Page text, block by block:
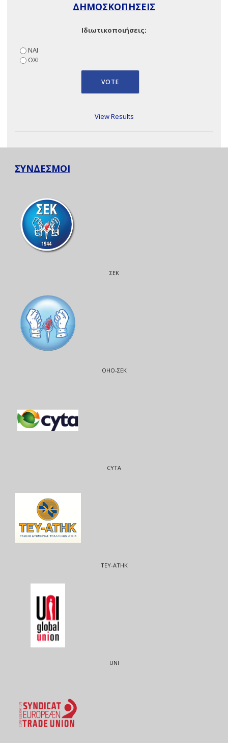
ΔΗΜΟΣΚΟΠΗΣΕΙΣ
Ιδιωτικοποιήσεις;
ΝΑΙ
ΟΧΙ
View Results
ΣΥΝΔΕΣΜΟΙ
ΣΕΚ
ΟΗΟ-ΣΕΚ
CYTA
ΤΕΥ-ΑΤΗΚ
UNI